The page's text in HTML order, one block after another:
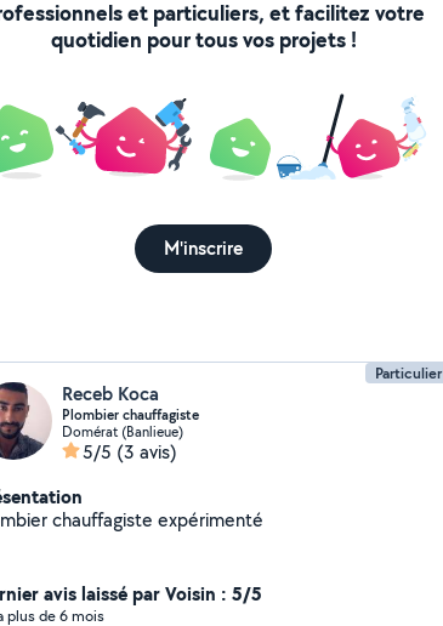
et particuliers, et facilitez votre
quotidien pour tous vos projets !
M'inscrire
Particulier
Receb Koca
Plombier chauffagiste
Domérat (Banlieue)
5/5 (3 avis)
chauffagiste expérimenté
avis laissé par Voisin : 5/5
plus de 6 mois